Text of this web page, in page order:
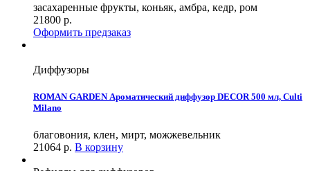
засахаренные фрукты, коньяк, амбра, кедр, ром
21800 р.
Оформить предзаказ
Диффузоры
ROMAN GARDEN Ароматический диффузор DECOR 500 мл, Culti
Milano
благовония, клен, мирт, можжевельник
21064 р. В корзину